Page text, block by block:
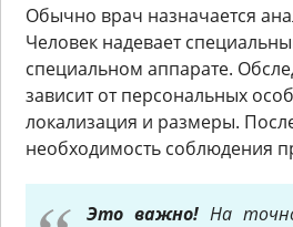
Обычно врач назначается
Человек надевает
специальном аппарате.
зависит от персональных
локализация и размеры.
необходимость соблюдения
Это важно!На